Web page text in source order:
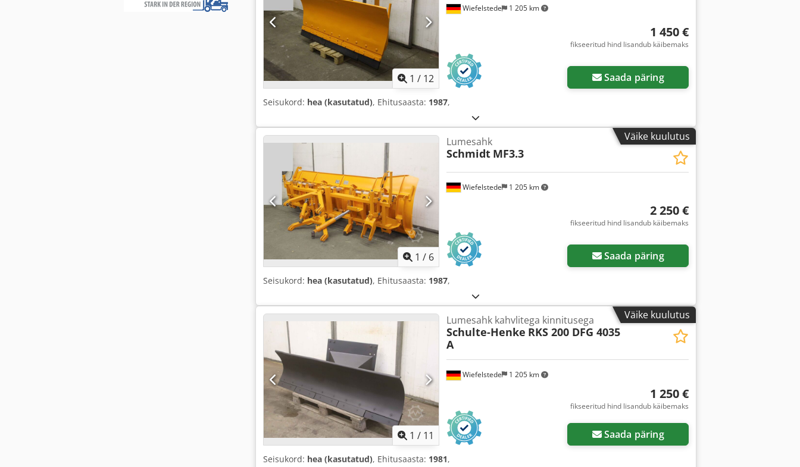
1 / 12
Wiefelstede 1 205 km
1 450 €
fikseeritud hind lisandub käibemaks
Saada päring
Seisukord: hea (kasutatud), Ehitusaasta: 1987,
Väike kuulutus
1 / 6
Wiefelstede 1 205 km
Lumesahk
Schmidt MF3.3
2 250 €
fikseeritud hind lisandub käibemaks
Saada päring
Seisukord: hea (kasutatud), Ehitusaasta: 1987,
Väike kuulutus
1 / 11
Wiefelstede 1 205 km
Lumesahk kahvlitega kinnitusega
Schulte-Henke RKS 200 DFG 4035
A
1 250 €
fikseeritud hind lisandub käibemaks
Saada päring
Seisukord: hea (kasutatud), Ehitusaasta: 1981,